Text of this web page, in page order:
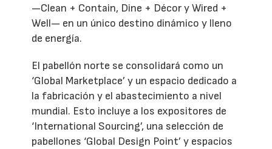
—Clean + Contain, Dine + Décor y Wired +
Well— en un único destino dinámico y lleno
de energía.
El pabellón norte se consolidará como un
‘Global Marketplace’ y un espacio dedicado a
la fabricación y el abastecimiento a nivel
mundial. Esto incluye a los expositores de
‘International Sourcing’, una selección de
pabellones ‘Global Design Point’ y espacios